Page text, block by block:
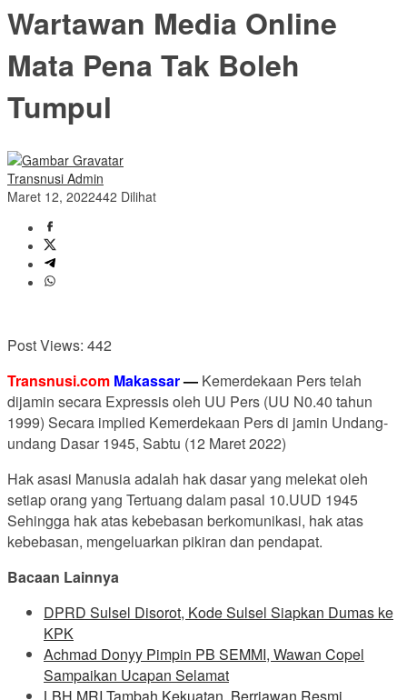
Wartawan Media Online
Mata Pena Tak Boleh
Tumpul
Transnusi Admin
Maret 12, 2022442 Dilihat
Post Views: 442
Transnusi.com Makassar— Kemerdekaan Pers telah
dijamin secara Expressis oleh UU Pers (UU N0.40 tahun
1999) Secara implied Kemerdekaan Pers di jamin Undang-
undang Dasar 1945, Sabtu (12 Maret 2022)
Hak asasi Manusia adalah hak dasar yang melekat oleh
setiap orang yang Tertuang dalam pasal 10.UUD 1945
Sehingga hak atas kebebasan berkomunikasi, hak atas
kebebasan, mengeluarkan pikiran dan pendapat.
Bacaan Lainnya
DPRD Sulsel Disorot, Kode Sulsel Siapkan Dumas ke
KPK
Achmad Donyy Pimpin PB SEMMI, Wawan Copel
Sampaikan Ucapan Selamat